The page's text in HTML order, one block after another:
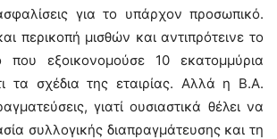
για το υπάρχον προσωπικό.
περικοπή μισθών και αντιπρότεινε το
που εξοικονομούσε 10 εκατομμύρια
τα σχέδια της εταιρίας. Αλλά η Β.Α.
γιατί ουσιαστικά θέλει να
συλλογικής διαπραγμάτευσης και τη